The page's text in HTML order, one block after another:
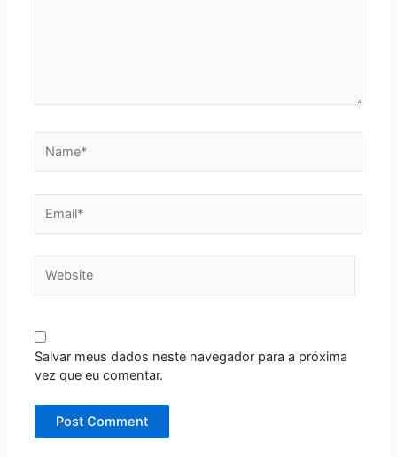
Salvar meus dados neste navegador para a próxima
vez que eu comentar.